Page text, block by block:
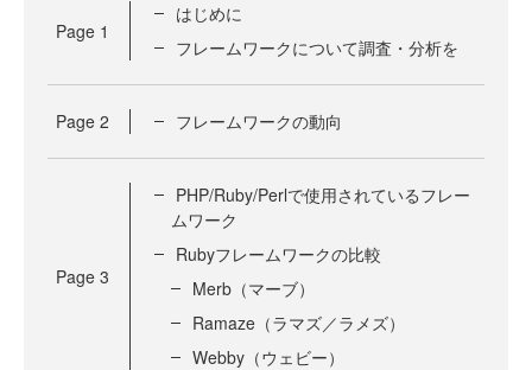
Page 1
はじめに
フレームワークについて調査・分析を
Page 2 フレームワークの動向
Page 3
PHP/Ruby/Perlで使用されているフレー
ムワーク
Rubyフレームワークの比較
Merb（マーブ）
Ramaze（ラマズ／ラメズ）
Webby（ウェビー）